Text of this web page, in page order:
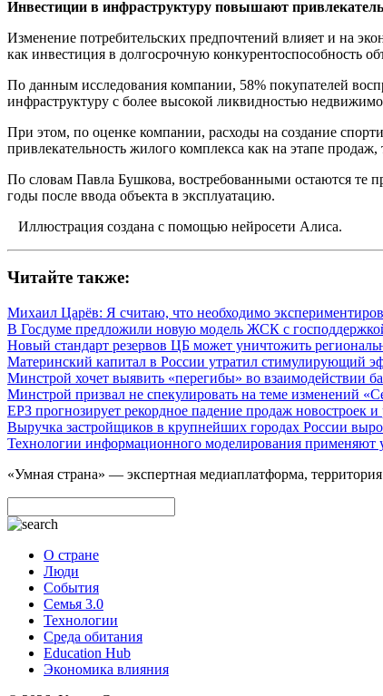
Инвестиции в инфраструктуру повышают
Изменение потребительских предпочтений влияет и на
как инвестиция в долгосрочную конкурентоспособность
По данным исследования компании, 58% покупателей
инфраструктуру с более высокой ликвидностью
При этом, по оценке компании, расходы на создание
привлекательность жилого комплекса как на этапе
По словам Павла Бушкова, востребованными остаются те
годы после ввода объекта в эксплуатацию.
Иллюстрация создана с помощью нейросети Алиса.
Читайте также:
Михаил Царёв: Я считаю, что необходимо
В Госдуме предложили новую модель ЖСК с
Новый стандарт резервов ЦБ может уничтожить
Материнский капитал в России утратил стимулирующий
Минстрой хочет выявить «перегибы» во взаимодействии
Минстрой призвал не спекулировать на теме изменений
ЕРЗ прогнозирует рекордное падение продаж новостроек
Выручка застройщиков в крупнейших городах России
Технологии информационного моделирования применяют
«Умная страна» — экспертная медиаплатформа,
О стране
Люди
События
Семья 3.0
Технологии
Среда обитания
Education Hub
Экономика влияния